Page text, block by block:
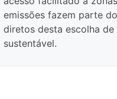
emissões fazem parte
diretos desta escolha
sustentável.